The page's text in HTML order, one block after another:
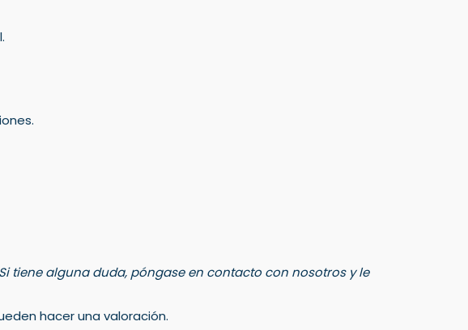
tiene alguna duda, póngase en contacto con nosotros y le
hacer una valoración.